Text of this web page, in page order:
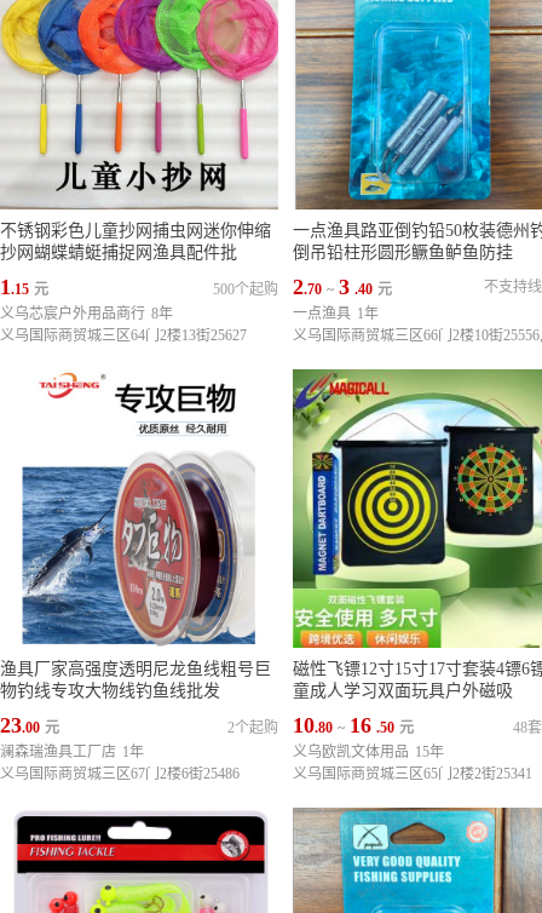
不锈钢彩色儿童抄网捕虫网迷你伸缩
抄网蝴蝶蜻蜓捕捉网渔具配件批
1.15 元
500个起购
义乌芯宸户外用品商行 8年
义乌国际商贸城三区64门2楼13街25627
一点渔具路亚倒钓铅50枚装德州
倒吊铅柱形圆形鳜鱼鲈鱼防挂
2.70 ~ 3 .40 元
不支持
一点渔具 1年
渔具厂家高强度透明尼龙鱼线粗号巨
物钓线专攻大物线钓鱼线批发
23.00 元
2个起购
澜森瑞渔具工厂店 1年
义乌国际商贸城三区67门2楼6街25486
磁性飞镖12寸15寸17寸套装4镖6
童成人学习双面玩具户外磁吸
10.80 ~ 16 .50 元
48
义乌欧凯文体用品 15年
义乌国际商贸城三区65门2楼2街25341